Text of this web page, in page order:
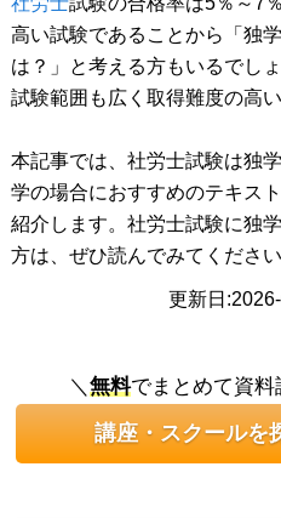
高い試験であることから「独
は？」と考える方もいるでし
試験範囲も広く取得難度の高
本記事では、社労士試験は独
学の場合におすすめのテキス
紹介します。社労士試験に独
方は、ぜひ読んでみてください
更新日
＼無料でまとめて資料
講座・スクールを